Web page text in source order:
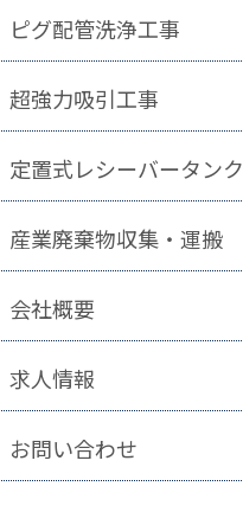
ピグ配管洗浄工事
超強力吸引工事
定置式レシーバータンク
産業廃棄物収集・運搬
会社概要
求人情報
お問い合わせ